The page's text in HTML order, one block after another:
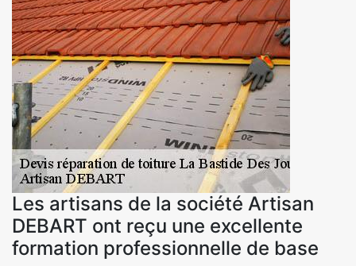
Les artisans de la société Artisan
DEBART ont reçu une excellente
formation professionnelle de base